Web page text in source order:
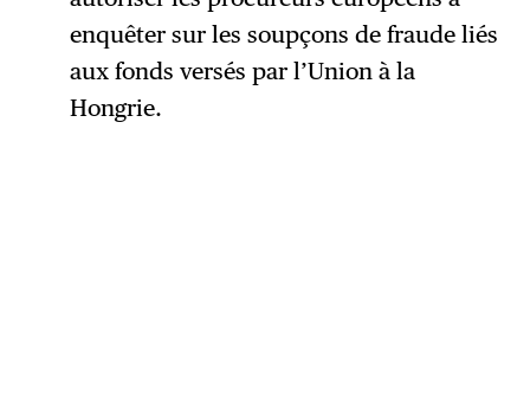
enquêter sur les soupçons de fraude liés
aux fonds versés par l’Union à la
Hongrie.